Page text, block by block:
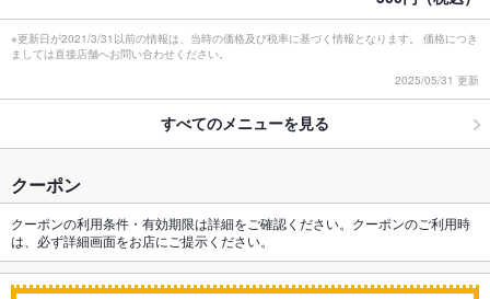
※更新日が2021/3/31以前の情報は、当時の価格及び税率に基づく情報となります。 価格につき
ましては直接店舗へお問い合わせください。
2025/05/31 更新
すべてのメニューを見る
クーポン
クーポンの利用条件・有効期限は詳細をご確認ください。クーポンのご利用時
は、必ず詳細画面をお店にご提示ください。